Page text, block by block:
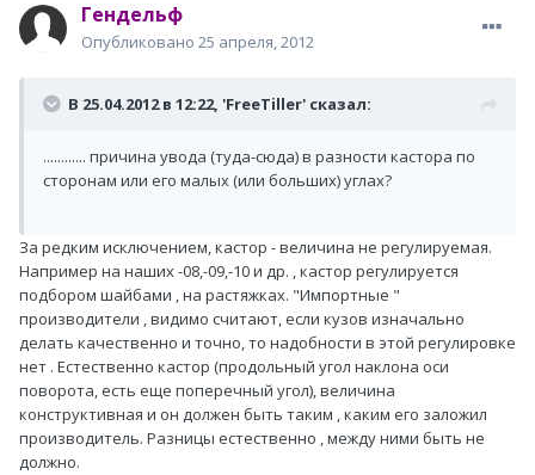
Гендельф
Опубликовано 25 апреля, 2012
В 25.04.2012 в 12:22, 'FreeTiller' сказал:
............ причина увода (туда-сюда) в разности кастора по
сторонам или его малых (или больших) углах?
За редким исключением, кастор - величина не регулируемая.
Например на наших -08,-09,-10 и др. , кастор регулируется
подбором шайбами , на растяжках. "Импортные "
производители , видимо считают, если кузов изначально
делать качественно и точно, то надобности в этой регулировке
нет . Естественно кастор (продольный угол наклона оси
поворота, есть еще поперечный угол), величина
конструктивная и он должен быть таким , каким его заложил
производитель. Разницы естественно , между ними быть не
должно.